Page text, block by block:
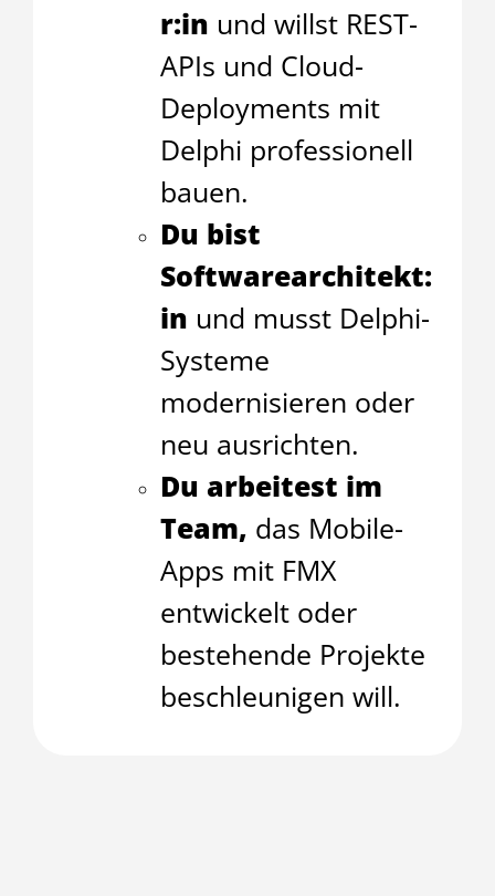
r:in und willst REST-
APIs und Cloud-
Deployments mit
Delphi professionell
bauen.
Du bist
Softwarearchitekt:
in und musst Delphi-
Systeme
modernisieren oder
neu ausrichten.
Du arbeitest im
Team, das Mobile-
Apps mit FMX
entwickelt oder
bestehende Projekte
beschleunigen will.